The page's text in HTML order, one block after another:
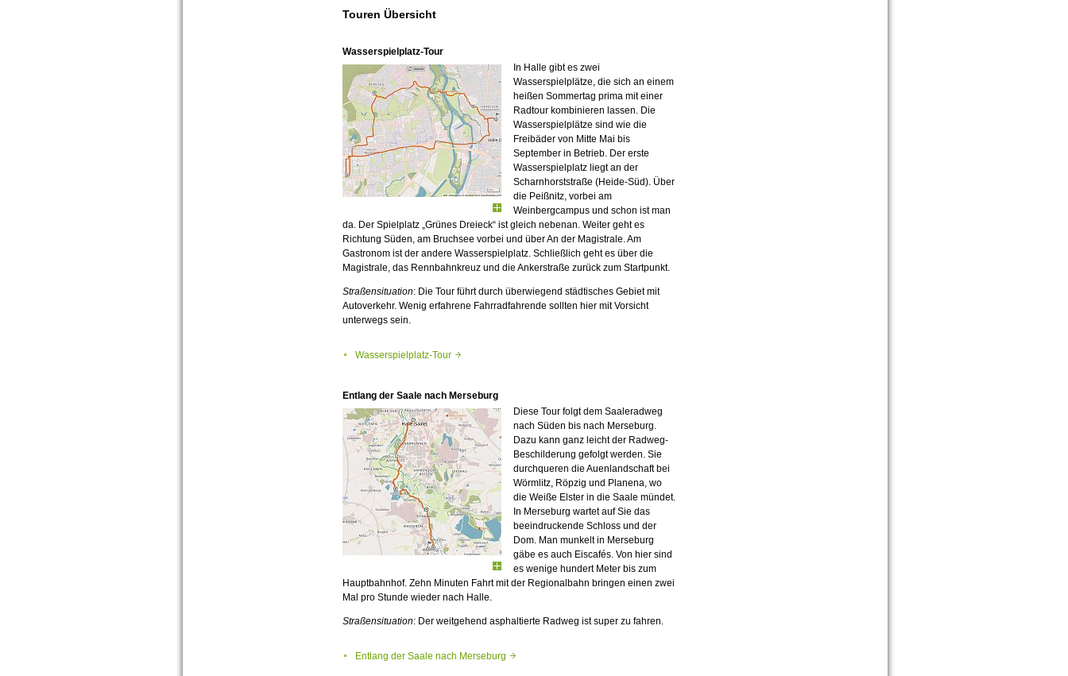
Touren Übersicht
Wasserspielplatz-Tour
In Halle gibt es zwei
Wasserspielplätze, die sich an einem
heißen Sommertag prima mit einer
Radtour kombinieren lassen. Die
Wasserspielplätze sind wie die
Freibäder von Mitte Mai bis
September in Betrieb. Der erste
Wasserspielplatz liegt an der
Scharnhorststraße (Heide-Süd). Über
die Peißnitz, vorbei am
Weinbergcampus und schon ist man
da. Der Spielplatz „Grünes Dreieck“ ist gleich nebenan. Weiter geht es
Richtung Süden, am Bruchsee vorbei und über An der Magistrale. Am
Gastronom ist der andere Wasserspielplatz. Schließlich geht es über die
Magistrale, das Rennbahnkreuz und die Ankerstraße zurück zum Startpunkt.
Straßensituation: Die Tour führt durch überwiegend städtisches Gebiet mit
Autoverkehr. Wenig erfahrene Fahrradfahrende sollten hier mit Vorsicht
unterwegs sein.
Wasserspielplatz-Tour
Entlang der Saale nach Merseburg
Diese Tour folgt dem Saaleradweg
nach Süden bis nach Merseburg.
Dazu kann ganz leicht der Radweg-
Beschilderung gefolgt werden. Sie
durchqueren die Auenlandschaft bei
Wörmlitz, Röpzig und Planena, wo
die Weiße Elster in die Saale mündet.
In Merseburg wartet auf Sie das
beeindruckende Schloss und der
Dom. Man munkelt in Merseburg
gäbe es auch Eiscafés. Von hier sind
es wenige hundert Meter bis zum
Hauptbahnhof. Zehn Minuten Fahrt mit der Regionalbahn bringen einen zwei
Mal pro Stunde wieder nach Halle.
Straßensituation: Der weitgehend asphaltierte Radweg ist super zu fahren.
Entlang der Saale nach Merseburg